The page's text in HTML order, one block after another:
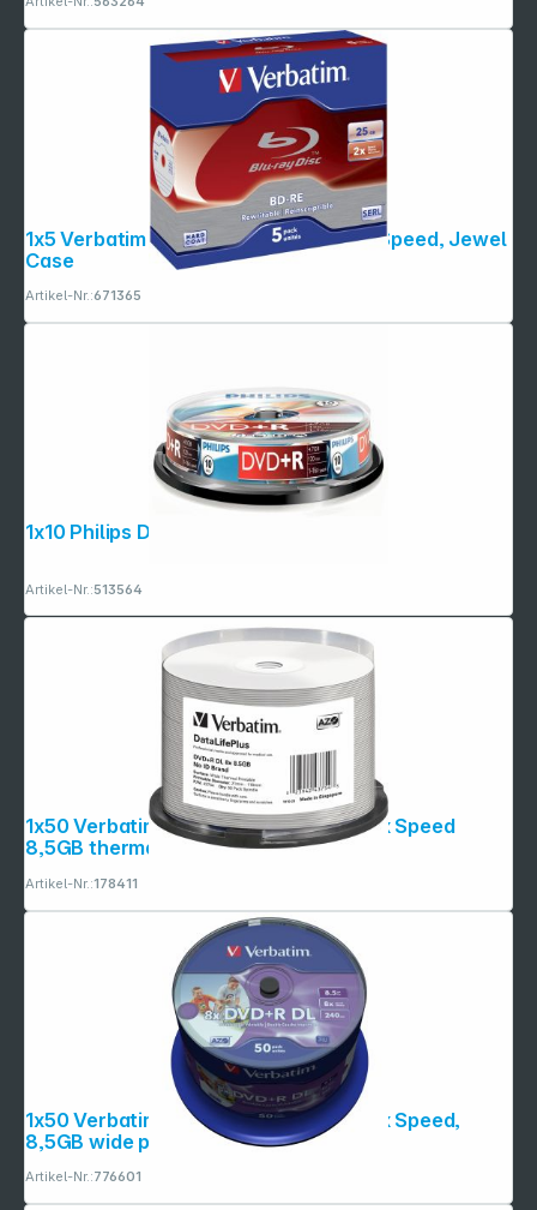
1x5 Verbatim BD-RE Blu-Ray 25GB 2x Speed, Jewel
Case
Artikel-Nr.:671365
Artikel-Nr.:513564
1x50 Verbatim DVD+R Double Layer 8x Speed
8,5GB thermal printable
Artikel-Nr.:178411
1x50 Verbatim DVD+R Double Layer 8x Speed,
8,5GB wide printable
Artikel-Nr.:776601